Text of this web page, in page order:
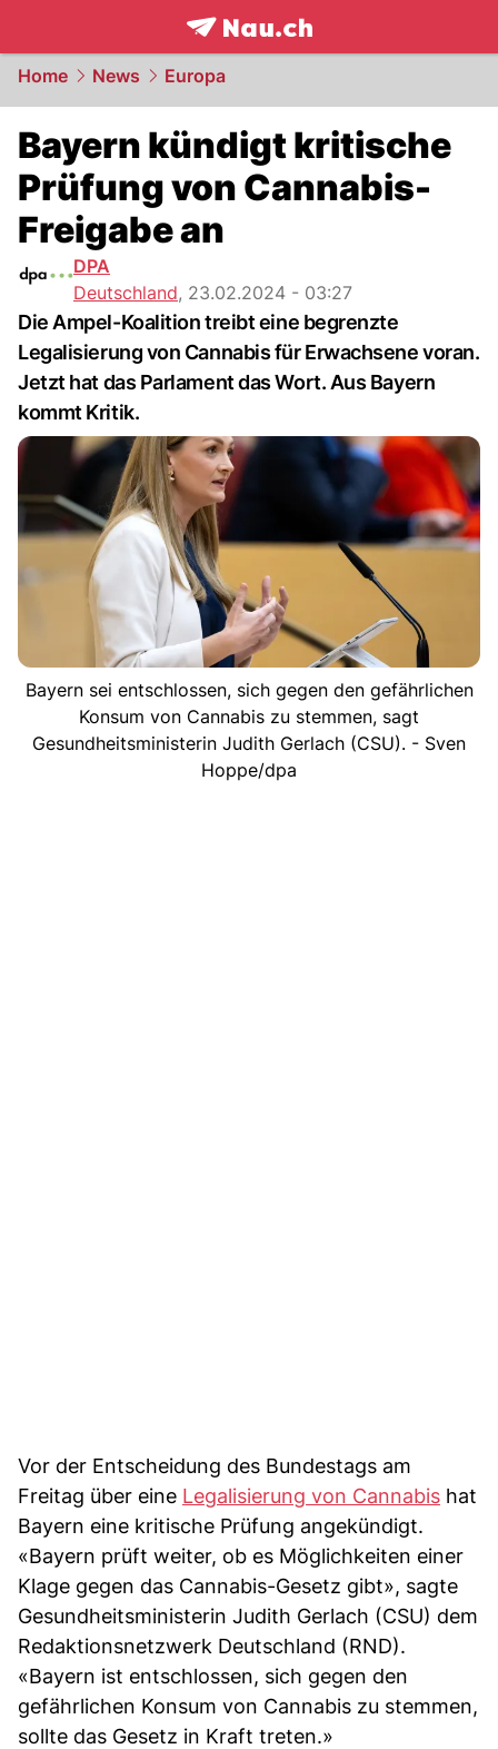
frontpage.NAU.ch
Home News Europa
Bayern kündigt kritische
Prüfung von Cannabis-
Freigabe an
DPA
Deutschland, 23.02.2024 - 03:27
Die Ampel-Koalition treibt eine begrenzte
Legalisierung von Cannabis für Erwachsene voran.
Jetzt hat das Parlament das Wort. Aus Bayern
kommt Kritik.
Bayern sei entschlossen, sich gegen den gefährlichen
Konsum von Cannabis zu stemmen, sagt
Gesundheitsministerin Judith Gerlach (CSU). - Sven
Hoppe/dpa
Vor der Entscheidung des Bundestags am
Freitag über eine Legalisierung von Cannabis hat
Bayern eine kritische Prüfung angekündigt.
«Bayern prüft weiter, ob es Möglichkeiten einer
Klage gegen das Cannabis-Gesetz gibt», sagte
Gesundheitsministerin Judith Gerlach (CSU) dem
Redaktionsnetzwerk Deutschland (RND).
«Bayern ist entschlossen, sich gegen den
gefährlichen Konsum von Cannabis zu stemmen,
sollte das Gesetz in Kraft treten.»